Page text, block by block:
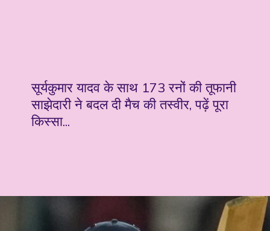
सूर्यकुमार यादव के साथ 173 रनों की तूफानी
साझेदारी ने बदल दी मैच की तस्वीर, पढ़ें पूरा
किस्सा...